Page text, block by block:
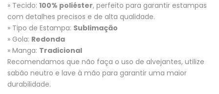
» Tecido: 100% poliéster, perfeito para garantir estampas
com detalhes precisos e de alta qualidade.
» Tipo de Estampa: Sublimação
» Gola: Redonda
» Manga: Tradicional
Recomendamos que não faça o uso de alvejantes, utilize
sabão neutro e lave à mão para garantir uma maior
durabilidade.